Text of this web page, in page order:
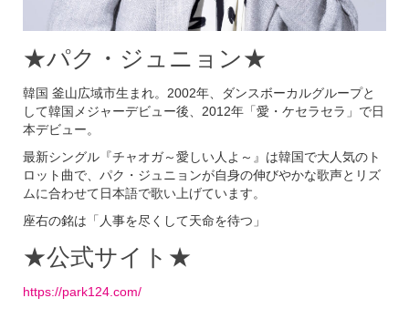
★パク・ジュニョン★
韓国 釜山広域市生まれ。2002年、ダンスボーカルグループと
して韓国メジャーデビュー後、2012年「愛・ケセラセラ」で日
本デビュー。
最新シングル『チャオガ～愛しい人よ～』は韓国で大人気のト
ロット曲で、パク・ジュニョンが自身の伸びやかな歌声とリズ
ムに合わせて日本語で歌い上げています。
座右の銘は「人事を尽くして天命を待つ」
★公式サイト★
https://park124.com/